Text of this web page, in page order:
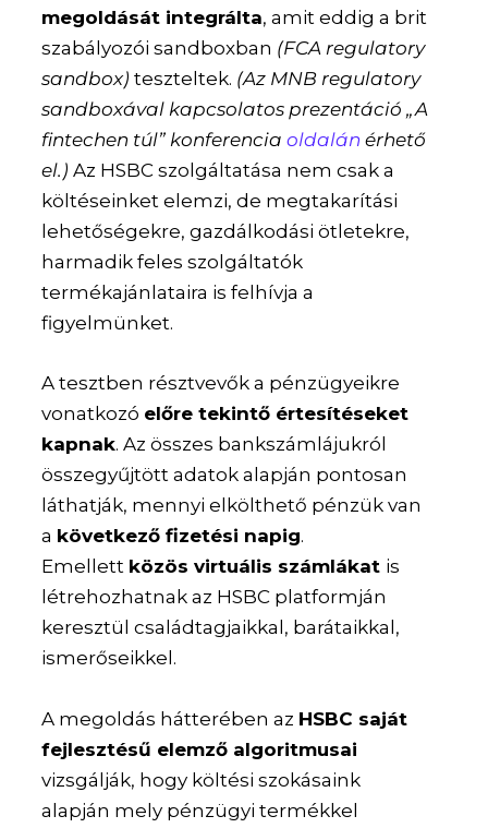
megoldását integrálta, amit eddig a brit
szabályozói sandboxban (FCA regulatory
sandbox) teszteltek. (Az MNB regulatory
sandboxával kapcsolatos prezentáció „A
fintechen túl” konferenciaoldalán érhető
el.) Az HSBC szolgáltatása nem csak a
költéseinket elemzi, de megtakarítási
lehetőségekre, gazdálkodási ötletekre,
harmadik feles szolgáltatók
termékajánlataira is felhívja a
figyelmünket.
A tesztben résztvevők a pénzügyeikre
vonatkozó előre tekintő értesítéseket
kapnak. Az összes bankszámlájukról
összegyűjtött adatok alapján pontosan
láthatják, mennyi elkölthető pénzük van
a következő fizetési napig.
Emellett közös virtuális számlákat is
létrehozhatnak az HSBC platformján
keresztül családtagjaikkal, barátaikkal,
ismerőseikkel.
A megoldás hátterében az HSBC saját
fejlesztésű elemző algoritmusai
vizsgálják, hogy költési szokásaink
alapján mely pénzügyi termékkel